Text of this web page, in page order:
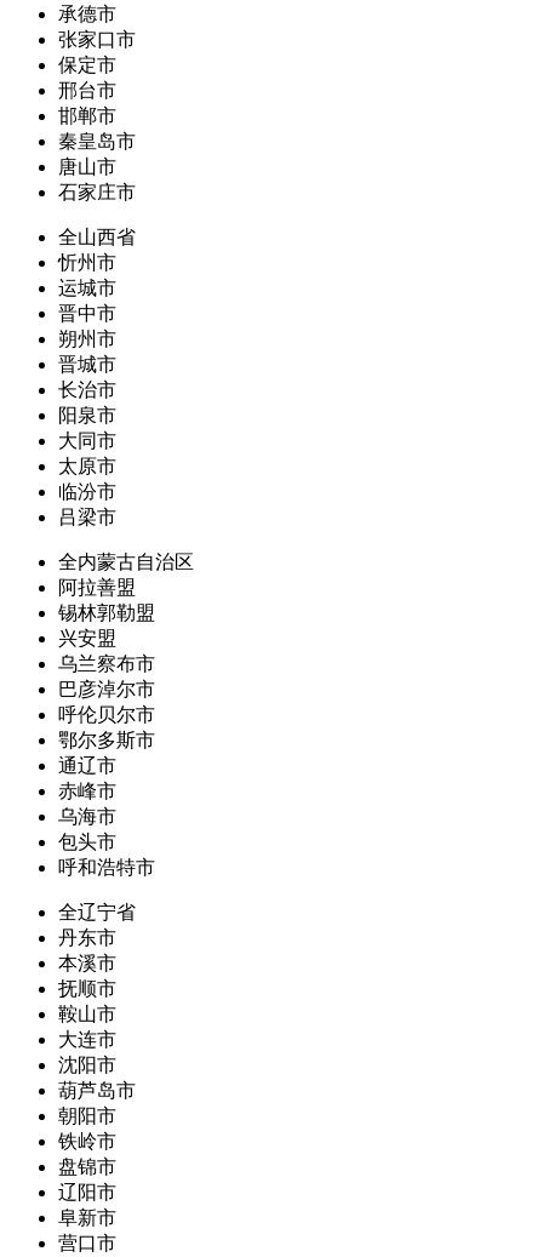
承德市
张家口市
保定市
邢台市
邯郸市
秦皇岛市
唐山市
石家庄市
全山西省
忻州市
运城市
晋中市
朔州市
晋城市
长治市
阳泉市
大同市
太原市
临汾市
吕梁市
全内蒙古自治区
阿拉善盟
锡林郭勒盟
兴安盟
乌兰察布市
巴彦淖尔市
呼伦贝尔市
鄂尔多斯市
通辽市
赤峰市
乌海市
包头市
呼和浩特市
全辽宁省
丹东市
本溪市
抚顺市
鞍山市
大连市
沈阳市
葫芦岛市
朝阳市
铁岭市
盘锦市
辽阳市
阜新市
营口市